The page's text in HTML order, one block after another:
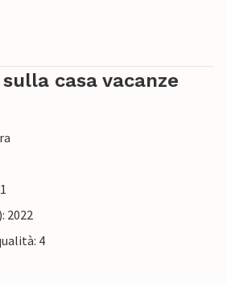
casa vacanze
2022
4